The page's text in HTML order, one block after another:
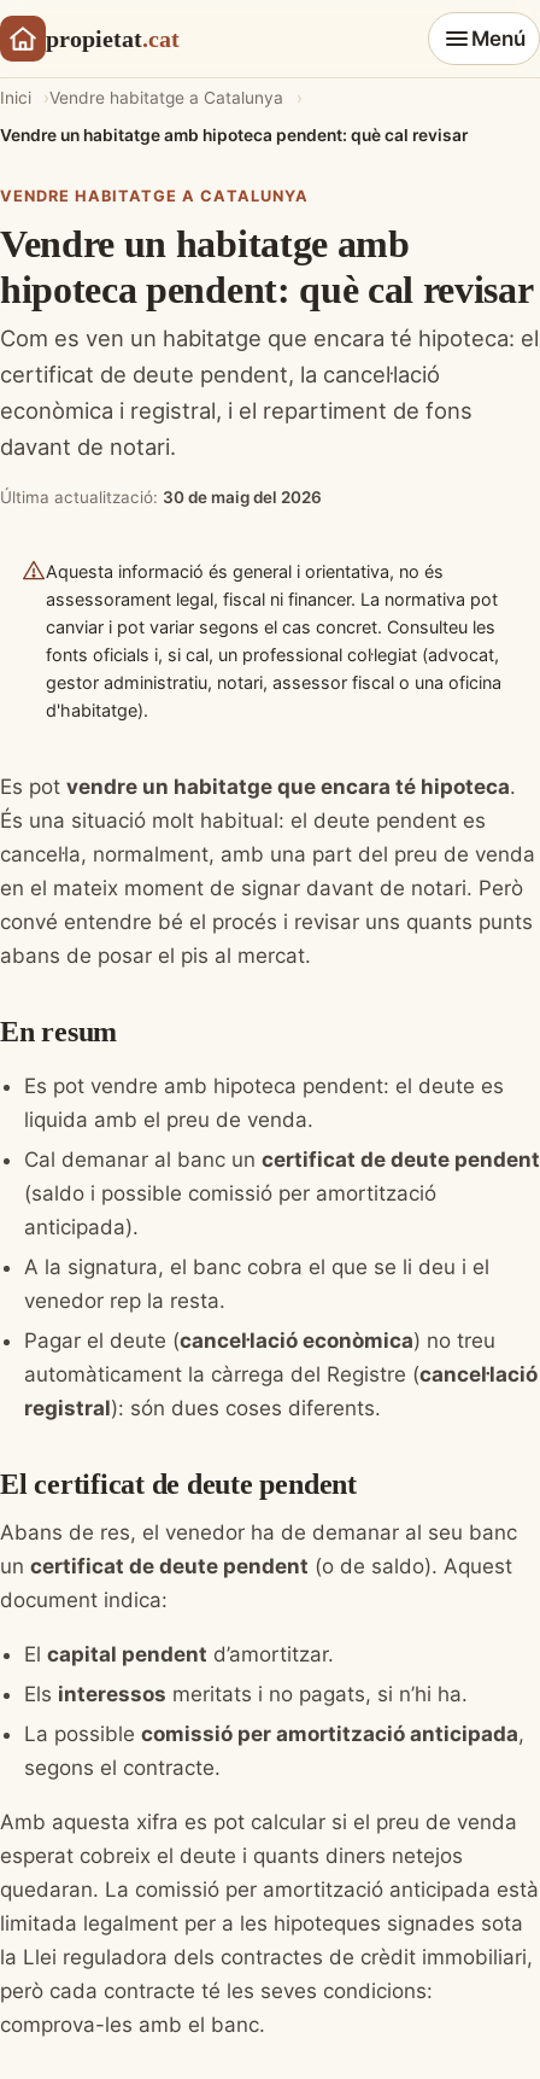
propietat.cat Menú
Inici
Vendre habitatge a Catalunya
Vendre un habitatge amb hipoteca pendent: què cal revisar
VENDRE HABITATGE A CATALUNYA
Vendre un habitatge amb
hipoteca pendent: què cal revisar
Com es ven un habitatge que encara té hipoteca: el
certificat de deute pendent, la cancel·lació
econòmica i registral, i el repartiment de fons
davant de notari.
Última actualització: 30 de maig del 2026
Aquesta informació és general i orientativa, no és
assessorament legal, fiscal ni financer. La normativa pot
canviar i pot variar segons el cas concret. Consulteu les
fonts oficials i, si cal, un professional col·legiat (advocat,
gestor administratiu, notari, assessor fiscal o una oficina
d'habitatge).
Es pot vendre un habitatge que encara té hipoteca.
És una situació molt habitual: el deute pendent es
cancel·la, normalment, amb una part del preu de venda
en el mateix moment de signar davant de notari. Però
convé entendre bé el procés i revisar uns quants punts
abans de posar el pis al mercat.
En resum
Es pot vendre amb hipoteca pendent: el deute es
liquida amb el preu de venda.
Cal demanar al banc un certificat de deute pendent
(saldo i possible comissió per amortització
anticipada).
A la signatura, el banc cobra el que se li deu i el
venedor rep la resta.
Pagar el deute (cancel·lació econòmica) no treu
automàticament la càrrega del Registre (cancel·lació
registral): són dues coses diferents.
El certificat de deute pendent
Abans de res, el venedor ha de demanar al seu banc
un certificat de deute pendent (o de saldo). Aquest
document indica:
El capital pendent d’amortitzar.
Els interessos meritats i no pagats, si n’hi ha.
La possible comissió per amortització anticipada,
segons el contracte.
Amb aquesta xifra es pot calcular si el preu de venda
esperat cobreix el deute i quants diners netejos
quedaran. La comissió per amortització anticipada està
limitada legalment per a les hipoteques signades sota
la Llei reguladora dels contractes de crèdit immobiliari,
però cada contracte té les seves condicions:
comprova-les amb el banc.